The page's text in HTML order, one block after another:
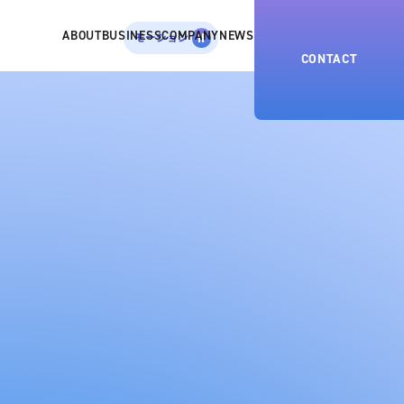
モーション
ABOUTBUSINESSCOMPANYNEWS
CONTACT